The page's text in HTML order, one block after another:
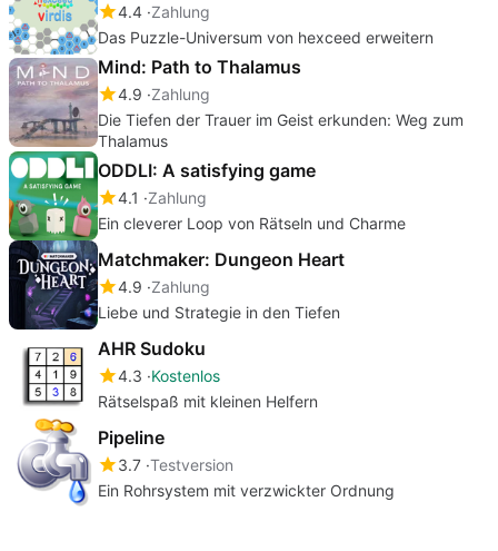
4.4 Zahlung
Das Puzzle-Universum von hexceed erweitern
Mind: Path to Thalamus
4.9 Zahlung
Die Tiefen der Trauer im Geist erkunden: Weg zum
Thalamus
ODDLI: A satisfying game
4.1
Zahlung
Ein cleverer Loop von Rätseln und Charme
Matchmaker: Dungeon Heart
4.9 Zahlung
Liebe und Strategie in den Tiefen
AHR Sudoku
4.3 Kostenlos
Rätselspaß mit kleinen Helfern
Pipeline
3.7 Testversion
Ein Rohrsystem mit verzwickter Ordnung